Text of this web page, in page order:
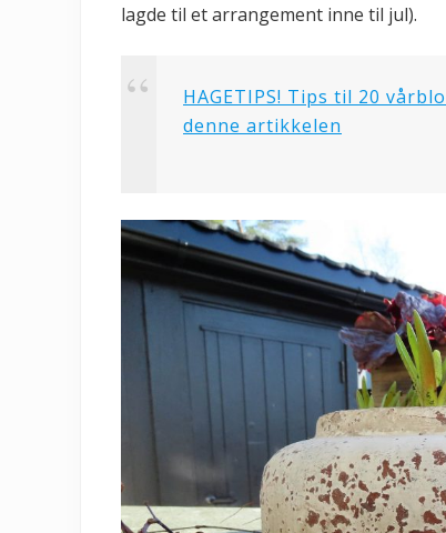
lagde til et arrangement inne til jul).
HAGETIPS! Tips til 20
denne artikkelen